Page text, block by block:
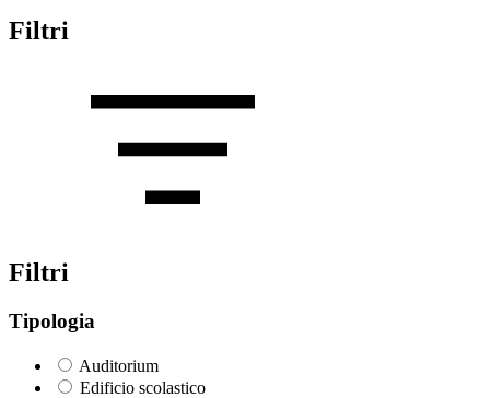
Filtri
Filtri
Tipologia
Auditorium
Edificio scolastico